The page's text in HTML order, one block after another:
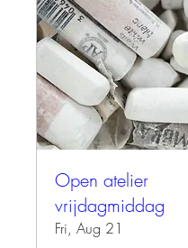
Open atelier
vrijdagmiddag
Fri, Aug 21